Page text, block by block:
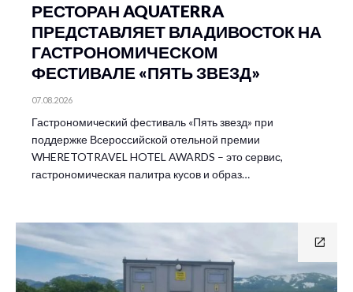
РЕСТОРАН AQUATERRA
ПРЕДСТАВЛЯЕТ ВЛАДИВОСТОК НА
ГАСТРОНОМИЧЕСКОМ
ФЕСТИВАЛЕ «ПЯТЬ ЗВЕЗД»
07.08.2026
Гастрономический фестиваль «Пять звезд» при
поддержке Всероссийской отельной премии
WHERETOTRAVEL HOTEL AWARDS – это сервис,
гастрономическая палитра кусов и образ…